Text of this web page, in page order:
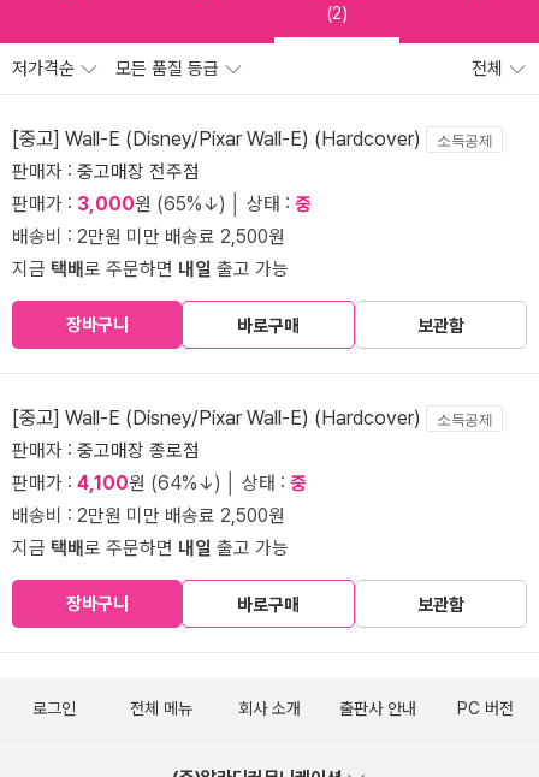
(2)
저가격순 모든 품질 등급 전체
[중고] Wall-E (Disney/Pixar Wall-E) (Hardcover) 소득공제
판매자 : 중고매장 전주점
판매가 : 3,000원 (65%↓) │ 상태 : 중
배송비 : 2만원 미만 배송료 2,500원
지금 택배로 주문하면 내일 출고 가능
장바구니 바로구매 보관함
[중고] Wall-E (Disney/Pixar Wall-E) (Hardcover) 소득공제
판매자 : 중고매장 종로점
판매가 : 4,100원 (64%↓) │ 상태 : 중
배송비 : 2만원 미만 배송료 2,500원
지금 택배로 주문하면 내일 출고 가능
장바구니 바로구매 보관함
로그인 전체 메뉴 회사 소개 출판사 안내 PC 버전